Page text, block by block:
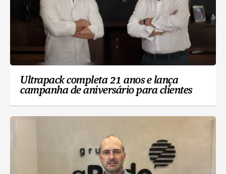
Ultrapack completa 21 anos e lança
campanha de aniversário para clientes